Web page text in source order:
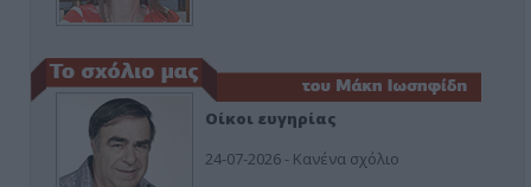
Οίκοι ευγηρίας
24-07-2026 - Κανένα σχόλιο